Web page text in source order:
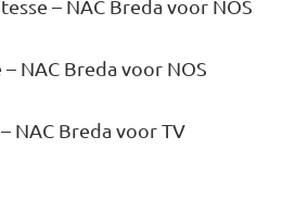
– NAC Breda voor NOS
– NAC Breda voor NOS
NAC Breda voor TV